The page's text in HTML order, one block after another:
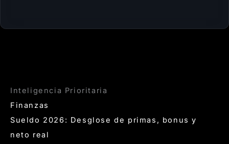
Inteligencia Prioritaria
Finanzas
Sueldo 2026: Desglose de primas, bonus y
neto real